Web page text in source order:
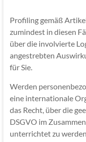
Profiling gemäß
zumindest in diesen
über die involvierte
angestrebten
für Sie.
Werden
eine internationale
das Recht, über die
DSGVO im
unterrichtet zu